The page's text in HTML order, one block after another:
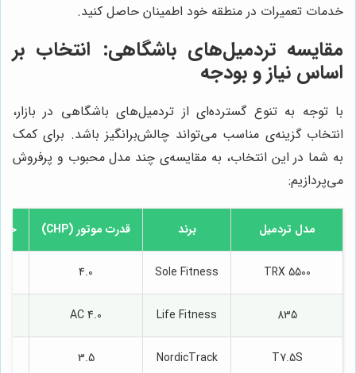
خدمات تعمیرات در منطقه خود اطمینان حاصل کنید.
مقایسه تردمیل‌های باشگاهی: انتخاب بر
اساس نیاز و بودجه
با توجه به تنوع گسترده‌ای از تردمیل‌های باشگاهی در بازار،
انتخاب گزینه‌ی مناسب می‌تواند چالش‌برانگیز باشد. برای کمک
به شما در این انتخاب، به مقایسه‌ی چند مدل محبوب و پرفروش
می‌پردازیم:
مدل تردمیل برند قدرت موتور (CHP)
TRX 5500
Sole Fitness
4.0
835
Life Fitness
4.0 AC
T7.5S
NordicTrack
3.5